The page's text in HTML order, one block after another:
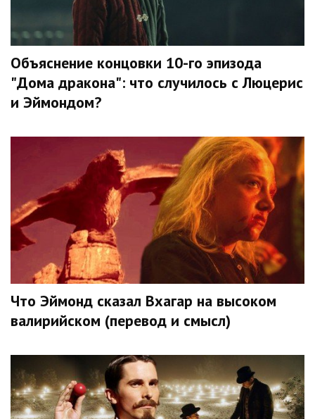
Объяснение концовки 10-го эпизода
"Дома дракона": что случилось с Люцерис
и Эймондом?
Что Эймонд сказал Вхагар на высоком
валирийском (перевод и смысл)